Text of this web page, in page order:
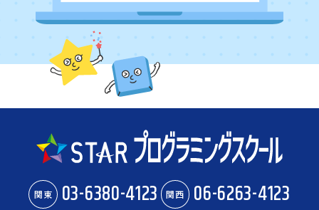
関東 03-6380-4123 関西 06-6263-4123